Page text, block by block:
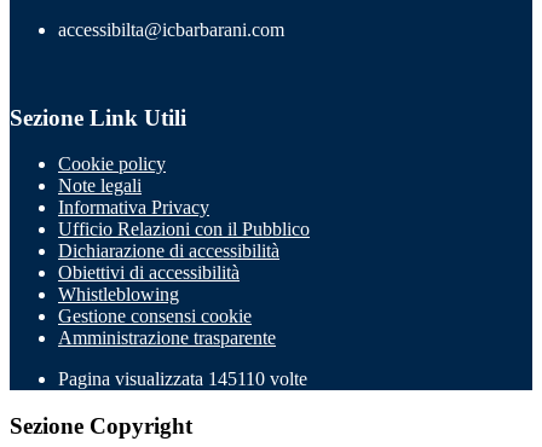
accessibilta@icbarbarani.com
Sezione Link Utili
Cookie policy
Note legali
Informativa Privacy
Ufficio Relazioni con il Pubblico
Dichiarazione di accessibilità
Obiettivi di accessibilità
Whistleblowing
Gestione consensi cookie
Amministrazione trasparente
Pagina visualizzata 145110 volte
Sezione Copyright